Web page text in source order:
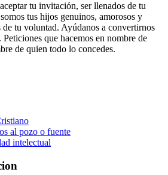
tu invitación, ser llenados de tu
tus hijos genuinos, amorosos y
tu voluntad. Ayúdanos a convertirnos
que hacemos en nombre de
de quien todo lo concedes.
al pozo o fuente
intelectual